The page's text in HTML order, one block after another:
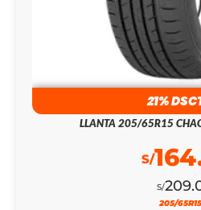
21%
LLANTA 205/65R15
S/
S/
205/65R15